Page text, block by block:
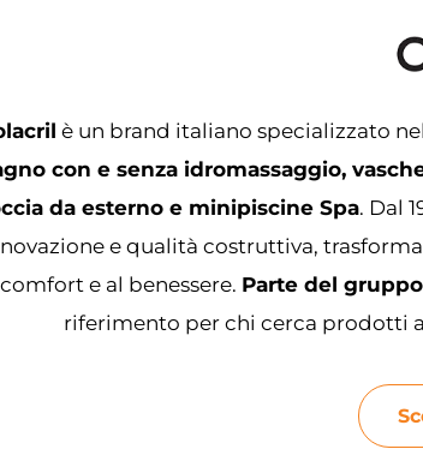
è un brand italiano specializzato
con e senza idromassaggio,
da esterno e minipiscine Spa. Dal
e qualità costruttiva,
comfort e al benessere. Parte del
riferimento per chi cerca prodotti